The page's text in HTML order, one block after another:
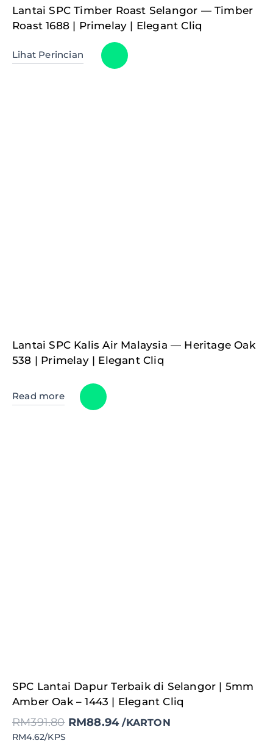
Lantai SPC Timber Roast Selangor — Timber
Roast 1688 | Primelay | Elegant Cliq
Lihat Perincian
Lantai SPC Kalis Air Malaysia — Heritage Oak
538 | Primelay | Elegant Cliq
Read more
SPC Lantai Dapur Terbaik di Selangor | 5mm
Amber Oak – 1443 | Elegant Cliq
RM391.80
Original
price
was:
RM391.80.
RM88.94
Current
price
is:
RM88.94.
/KARTON
RM4.62/KPS